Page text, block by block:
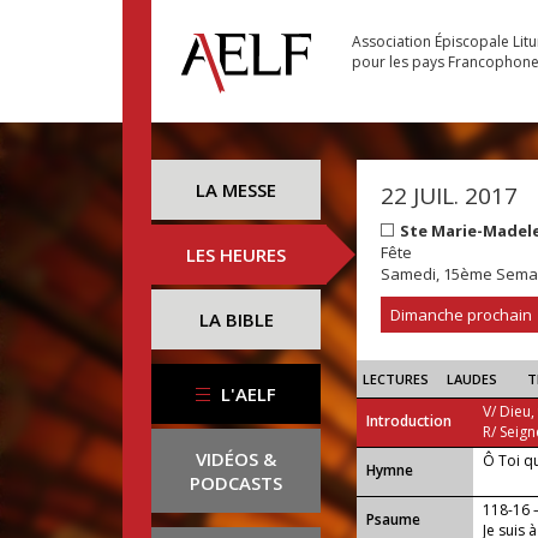
Association Épiscopale
pour les pays
LA MESSE
LES HEURES
LA BIBLE
L'AELF
VIDÉOS &
PODCASTS
22 JUIL. 2017
Ste Marie-
Fête
Samedi, 15ème
Dimanche prochain
LECTURES LAUDES
Introduction
V/
R/
...
Hymne Ô Toi
Psaume
118-16
Je suis